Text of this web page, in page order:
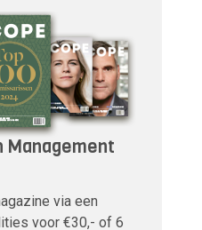
Management
via een
voor €30,- of 6